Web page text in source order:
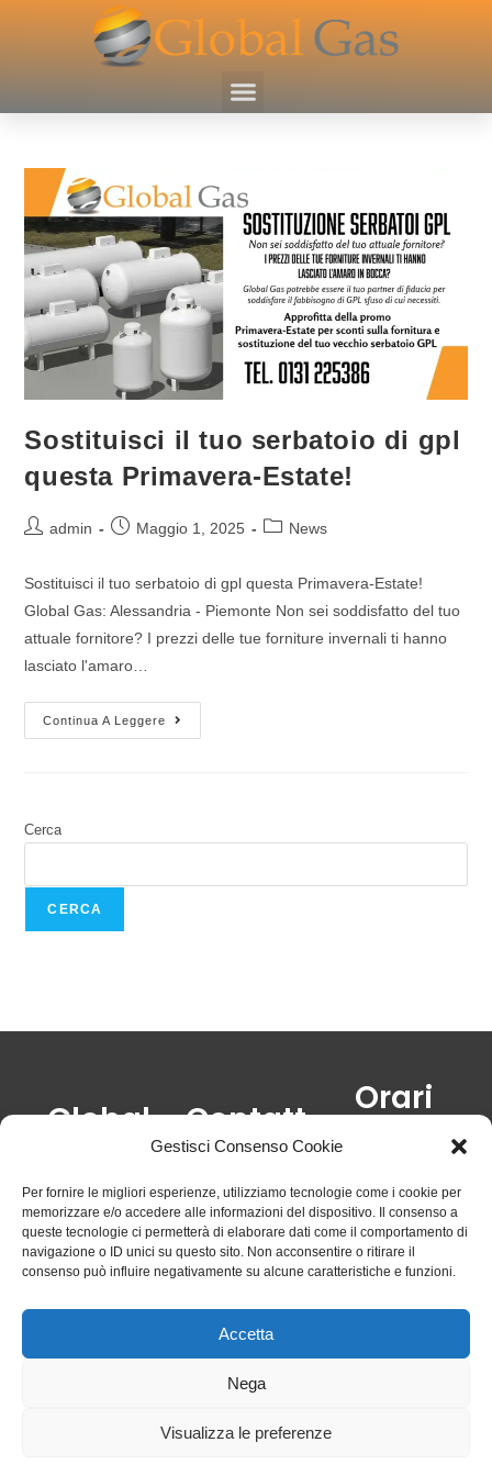
Gestisci Consenso Cookie
Per fornire le migliori esperienze, utilizziamo tecnologie come i cookie per
memorizzare e/o accedere alle informazioni del dispositivo. Il consenso a
queste tecnologie ci permetterà di elaborare dati come il comportamento di
navigazione o ID unici su questo sito. Non acconsentire o ritirare il
consenso può influire negativamente su alcune caratteristiche e funzioni.
Accetta
Nega
Visualizza le preferenze
Sostituisci il tuo serbatoio di gpl
questa Primavera-Estate!
admin Maggio 1, 2025 News
Sostituisci il tuo serbatoio di gpl questa Primavera-Estate!
Global Gas: Alessandria - Piemonte Non sei soddisfatto del tuo
attuale fornitore? I prezzi delle tue forniture invernali ti hanno
lasciato l'amaro…
Continua A Leggere
Cerca
CERCA
Global
ignoto, 62/64
15121
Alessandria
(AL)
P.I:
Contatt
i
email:
globalgas.al@gmail.com
Orari
Sab: 8:30-12:30 /
15:30-19:00